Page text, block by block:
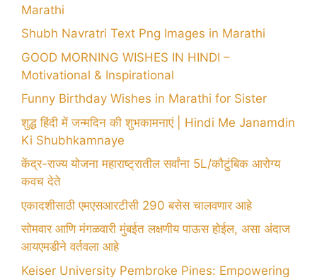
Marathi
Shubh Navratri Text Png Images in Marathi
GOOD MORNING WISHES IN HINDI –
Motivational & Inspirational
Funny Birthday Wishes in Marathi for Sister
शुद्ध हिंदी में जन्मदिन की शुभकामनाएं | Hindi Me Janamdin
Ki Shubhkamnaye
केंद्र-राज्य योजना महाराष्ट्रातील सर्वांना 5L/कौटुंबिक आरोग्य
कवच देते
एकादशीसाठी एमएसआरटीसी 290 बसेस चालवणार आहे
सोमवार आणि मंगळवारी मुंबईत लक्षणीय पाऊस होईल, असा अंदाज
आयएमडीने वर्तवला आहे
Keiser University Pembroke Pines: Empowering